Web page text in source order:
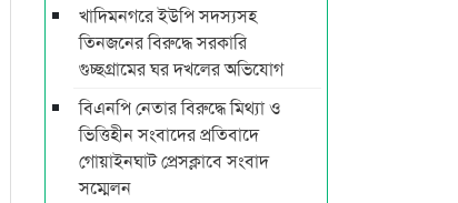
খাদিমনগরে ইউপি সদস্যসহ
তিনজনের বিরুদ্ধে সরকারি
গুচ্ছগ্রামের ঘর দখলের অভিযোগ
বিএনপি নেতার বিরুদ্ধে মিথ্যা ও
ভিত্তিহীন সংবাদের প্রতিবাদে
গোয়াইনঘাট প্রেসক্লাবে সংবাদ
সম্মেলন